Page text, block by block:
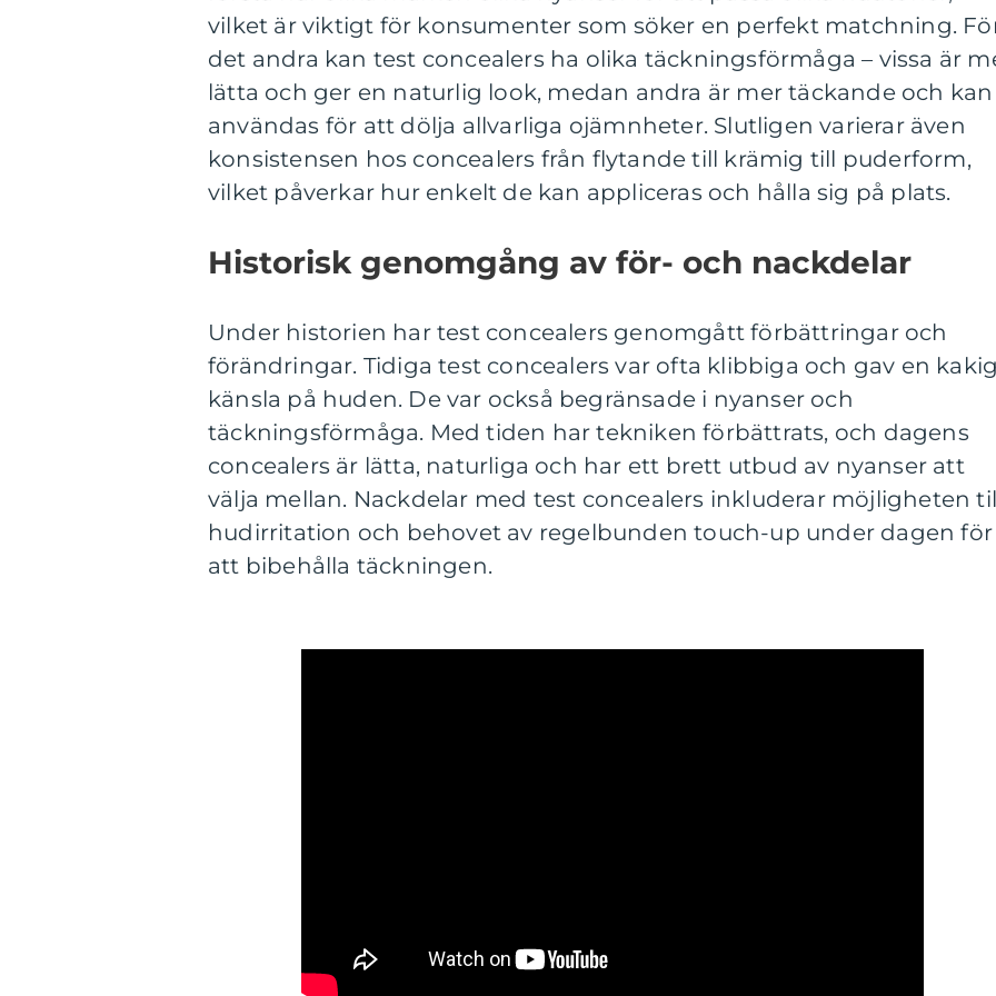
vilket är viktigt för konsumenter som söker en perfekt matchning.
det andra kan test concealers ha olika täckningsförmåga – vissa är
lätta och ger en naturlig look, medan andra är mer täckande och kan
användas för att dölja allvarliga ojämnheter. Slutligen varierar även
konsistensen hos concealers från flytande till krämig till puderform,
vilket påverkar hur enkelt de kan appliceras och hålla sig på plats.
Historisk genomgång av för- och nackdelar
Under historien har test concealers genomgått förbättringar och
förändringar. Tidiga test concealers var ofta klibbiga och gav en kakig
känsla på huden. De var också begränsade i nyanser och
täckningsförmåga. Med tiden har tekniken förbättrats, och dagens
concealers är lätta, naturliga och har ett brett utbud av nyanser att
välja mellan. Nackdelar med test concealers inkluderar möjligheten
hudirritation och behovet av regelbunden touch-up under dagen för
att bibehålla täckningen.